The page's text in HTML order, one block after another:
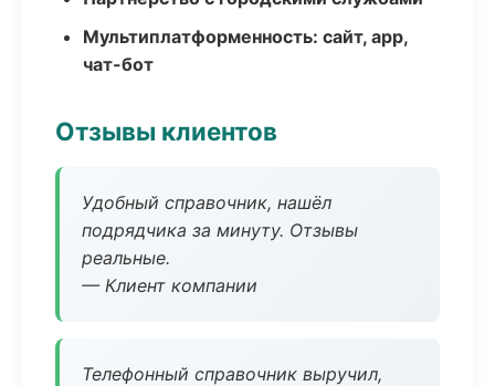
Мультиплатформенность: сайт, app,
чат-бот
Отзывы клиентов
Удобный справочник, нашёл
подрядчика за минуту. Отзывы
реальные.
— Клиент компании
Телефонный справочник выручил,